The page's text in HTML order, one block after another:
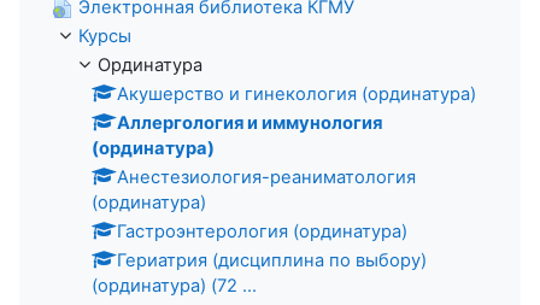
Электронная библиотека КГМУ
Курсы
Ординатура
Акушерство и гинекология (ординатура)
Аллергология и иммунология
(ординатура)
Анестезиология-реаниматология
(ординатура)
Гастроэнтерология (ординатура)
Гериатрия (дисциплина по выбору)
(ординатура) (72 ...